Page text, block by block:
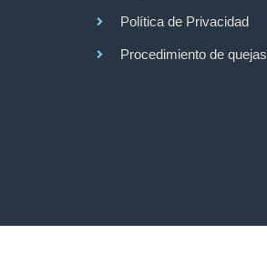
Política de Privacidad
Procedimiento de quejas